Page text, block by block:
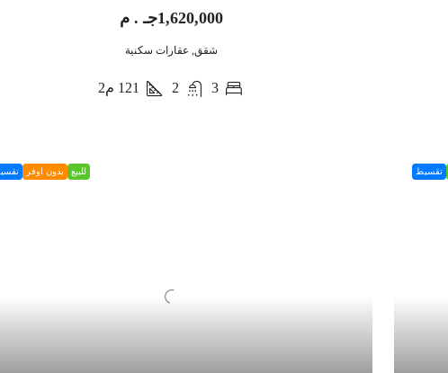
1,620,000جـ . م
شقق, عقارات سكنية
3
2
121 م2
تقسيط للبيع بدون اوفر